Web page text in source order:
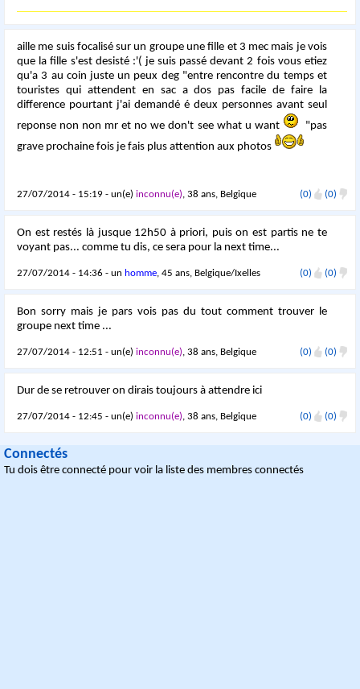
aille me suis focalisé sur un groupe une fille et 3 mec mais je vois
que la fille s'est desisté :'( je suis passé devant 2 fois vous etiez
qu'a 3 au coin juste un peux deg "entre rencontre du temps et
touristes qui attendent en sac a dos pas facile de faire la
difference pourtant j'ai demandé é deux personnes avant seul
reponse non non mr et no we don't see what u want
"pas
grave prochaine fois je fais plus attention aux photos
27/07/2014 - 15:19 - un(e)inconnu(e), 38 ans, Belgique (0) (0)
On est restés là jusque 12h50 à priori, puis on est partis ne te
voyant pas... comme tu dis, ce sera pour la next time...
27/07/2014 - 14:36 - un homme, 45 ans, Belgique/Ixelles (0) (0)
Bon sorry mais je pars vois pas du tout comment trouver le
groupe next time ...
27/07/2014 - 12:51 - un(e)inconnu(e), 38 ans, Belgique (0) (0)
Dur de se retrouver on dirais toujours à attendre ici
27/07/2014 - 12:45 - un(e)inconnu(e), 38 ans, Belgique (0) (0)
Connectés
Tu dois être connecté pour voir la liste des membres connectés